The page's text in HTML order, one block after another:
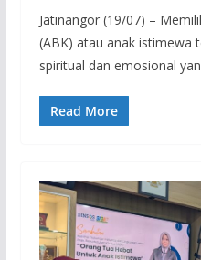
Jatinangor (19/07) –
(ABK) atau anak istimewa
spiritual dan emosional
Read More